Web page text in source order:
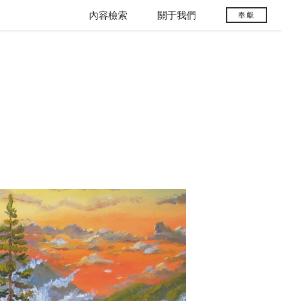
內容檢索 關于我們 奉獻